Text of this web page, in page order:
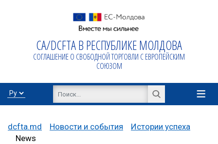
СА/DCFTA В РЕСПУБЛИКЕ МОЛДОВА
СОГЛАШЕНИЕ О СВОБОДНОЙ ТОРГОВЛИ С ЕВРОПЕЙСКИМ
СОЮЗОМ
≡
dcfta.md Новости и события
Истории успеха
News